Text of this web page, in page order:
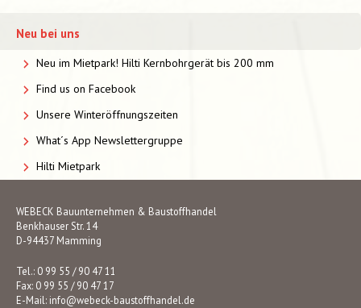
Neu bei uns
Neu im Mietpark! Hilti Kernbohrgerät bis 200 mm
Find us on Facebook
Unsere Winteröffnungszeiten
What´s App Newslettergruppe
Hilti Mietpark
WEBECK Bauunternehmen & Baustoffhandel
Benkhauser Str. 14
D-94437 Mamming
Tel.: 0 99 55 / 90 47 11
Fax: 0 99 55 / 90 47 17
E-Mail: info@webeck-baustoffhandel.de